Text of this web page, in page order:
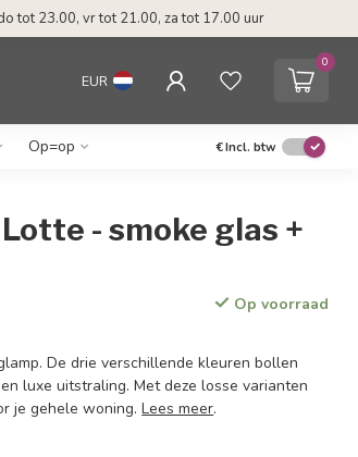
tot 23.00, vr tot 21.00, za tot 17.00 uur
EUR
0
Op=op €Incl. btw
- smoke glas +
Op voorraad
De drie verschillende kleuren bollen
luxe uitstraling. Met deze losse varianten
je gehele woning.Lees meer.